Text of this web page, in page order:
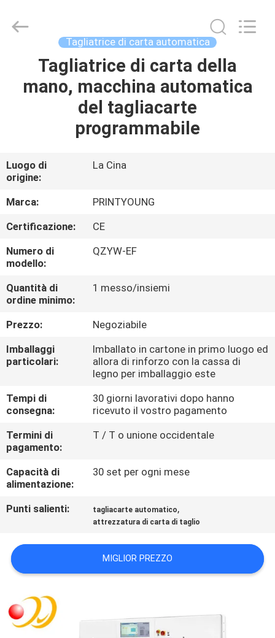
CASA
PRODOTTI
CIRCA
NOI
GIRO
DELLA
FABBRICA
CONTROLLO
DI
QUALITÀ
CONTATTICI
RICHIEDA
UNA
CITAZIONE
DEL
SITO
PRIVACY
POLICY
Printyoung
International
Tagliatrice di carta automatica
Tagliatrice di carta della
mano, macchina automatica
del tagliacarte
programmabile
Luogo di
origine:
La Cina
Marca:
PRINTYOUNG
Certificazione:
CE
Numero di
modello:
QZYW-EF
Quantità di
ordine minimo:
1 messo/insiemi
Prezzo:
Negoziabile
Imballaggi
particolari:
Imballato in cartone in primo luogo ed
allora di rinforzo con la cassa di
legno per imballaggio este
Tempi di
consegna:
30 giorni lavorativi dopo hanno
ricevuto il vostro pagamento
Termini di
pagamento:
T / T o unione occidentale
Capacità di
alimentazione:
30 set per ogni mese
Punti salienti: tagliacarte automatico,
attrezzatura di carta di taglio
MIGLIOR PREZZO